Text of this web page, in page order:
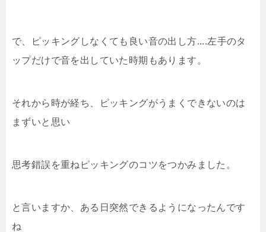
で、ピッキングしなくても良い音の出し方....左手のタ
ップだけで音を出していた時期もあります。
それから時が経ち、ピッキングがうまくできないのは
まずいと思い
思考錯誤を重ねピッキングのコツをつかみました。
と言いますか、ある日突然できるようになったんです
ね